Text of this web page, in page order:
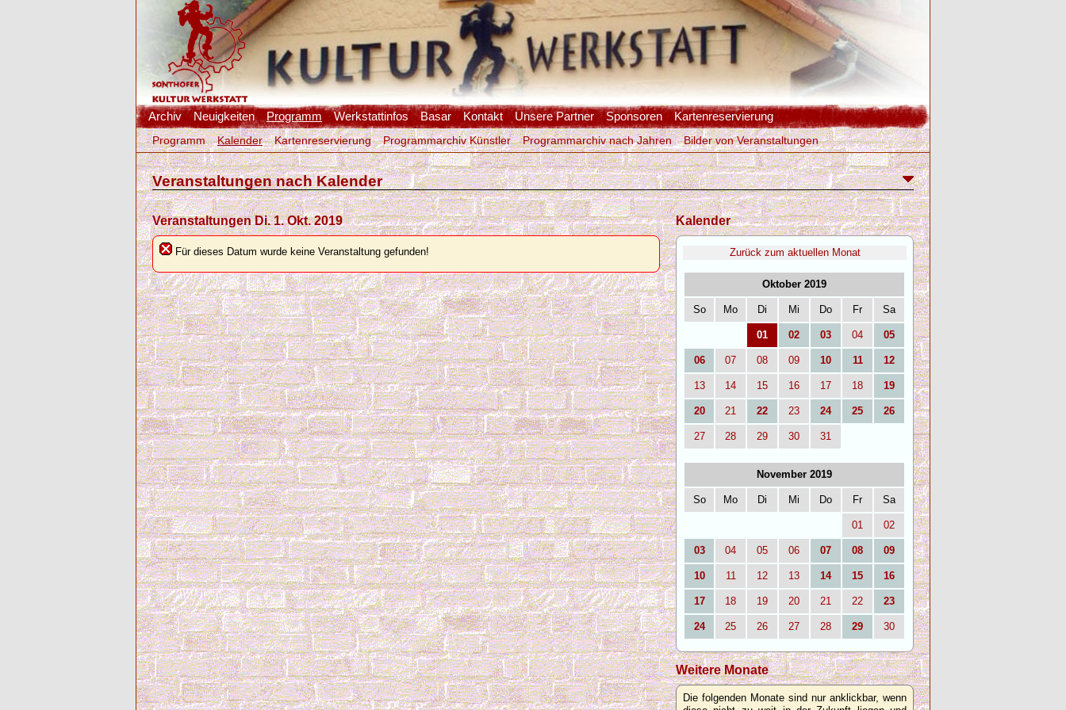
Archiv Neuigkeiten Programm Werkstattinfos Basar Kontakt Unsere Partner Sponsoren Kartenreservierung
Programm Kalender Kartenreservierung Programmarchiv Künstler Programmarchiv nach Jahren Bilder von Veranstaltungen
Veranstaltungen nach Kalender
Veranstaltungen Di. 1. Okt. 2019
Für dieses Datum wurde keine Veranstaltung gefunden!
Kalender
Zurück zum aktuellen Monat
Oktober 2019
So Mo Di Mi Do Fr Sa
01 02 03 04 05
06 07 08 09 10 11 12
13 14 15 16 17 18 19
20 21 22 23 24 25 26
27 28 29 30 31
November 2019
So Mo Di Mi Do Fr Sa
01 02
03 04 05 06 07 08 09
10 11 12 13 14 15 16
17 18 19 20 21 22 23
24 25 26 27 28 29 30
Weitere Monate
Die folgenden Monate sind nur anklickbar, wenn